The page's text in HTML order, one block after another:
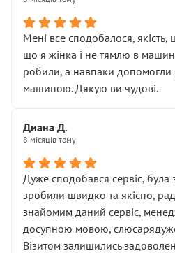
Мені все сподобалося, якість,
що я жінка і не тямлю в
робили, а навпаки допомогли
машиною. Дякую ви чудові.
Диана Д.
8 місяців тому
Дуже сподобався сервіс, була
зробили швидко та якісно,
знайомим даний сервіс,
досупною мовою, слюсарядуже
Візитом залишились